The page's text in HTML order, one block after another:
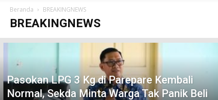
Terkini
Seputar
Beranda BREAKINGNEWS
BREAKINGNEWS
Pasokan LPG 3 Kg di Parepare Kembali
Normal, Sekda Minta Warga Tak Panik Beli